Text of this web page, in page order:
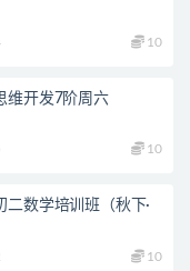
10
维开发7阶周六
10
数学培训班（秋下·
10